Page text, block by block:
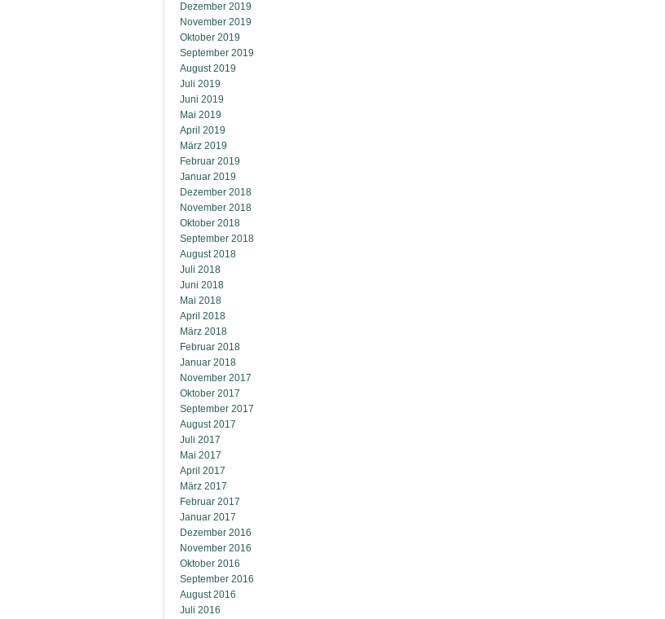
Dezember 2019
November 2019
Oktober 2019
September 2019
August 2019
Juli 2019
Juni 2019
Mai 2019
April 2019
März 2019
Februar 2019
Januar 2019
Dezember 2018
November 2018
Oktober 2018
September 2018
August 2018
Juli 2018
Juni 2018
Mai 2018
April 2018
März 2018
Februar 2018
Januar 2018
November 2017
Oktober 2017
September 2017
August 2017
Juli 2017
Mai 2017
April 2017
März 2017
Februar 2017
Januar 2017
Dezember 2016
November 2016
Oktober 2016
September 2016
August 2016
Juli 2016